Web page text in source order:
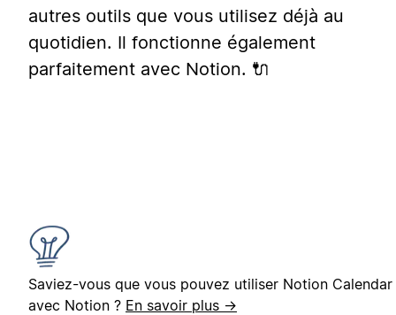
autres outils que vous utilisez déjà au
quotidien. Il fonctionne également
parfaitement avec Notion. 🔌
Saviez-vous que vous pouvez utiliser Notion Calendar
avec Notion ? En savoir plus →